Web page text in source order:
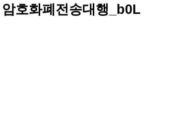
호화폐전송대행_b0L